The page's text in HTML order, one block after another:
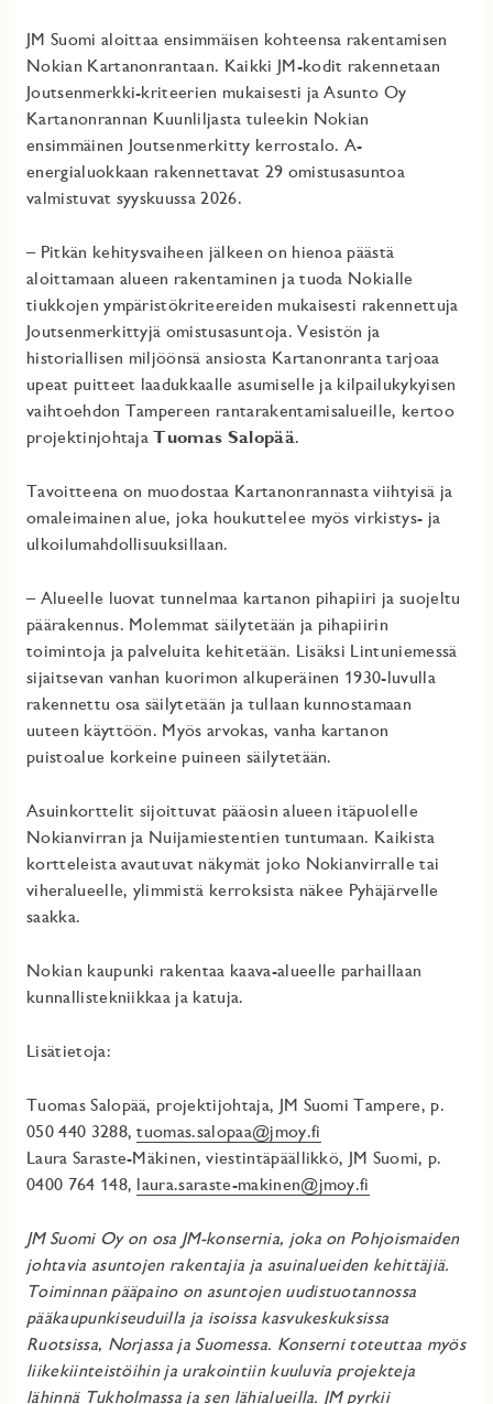
JM Suomi aloittaa ensimmäisen kohteensa rakentamisen
Nokian Kartanonrantaan. Kaikki JM-kodit rakennetaan
Joutsenmerkki-kriteerien mukaisesti ja Asunto Oy
Kartanonrannan Kuunliljasta tuleekin Nokian
ensimmäinen Joutsenmerkitty kerrostalo. A-
energialuokkaan rakennettavat 29 omistusasuntoa
valmistuvat syyskuussa 2026.
– Pitkän kehitysvaiheen jälkeen on hienoa päästä
aloittamaan alueen rakentaminen ja tuoda Nokialle
tiukkojen ympäristökriteereiden mukaisesti rakennettuja
Joutsenmerkittyjä omistusasuntoja. Vesistön ja
historiallisen miljöönsä ansiosta Kartanonranta tarjoaa
upeat puitteet laadukkaalle asumiselle ja kilpailukykyisen
vaihtoehdon Tampereen rantarakentamisalueille, kertoo
projektinjohtajaTuomas Salopää.
Tavoitteena on muodostaa Kartanonrannasta viihtyisä ja
omaleimainen alue, joka houkuttelee myös virkistys- ja
ulkoilumahdollisuuksillaan.
– Alueelle luovat tunnelmaa kartanon pihapiiri ja suojeltu
päärakennus. Molemmat säilytetään ja pihapiirin
toimintoja ja palveluita kehitetään. Lisäksi Lintuniemessä
sijaitsevan vanhan kuorimon alkuperäinen 1930-luvulla
rakennettu osa säilytetään ja tullaan kunnostamaan
uuteen käyttöön. Myös arvokas, vanha kartanon
puistoalue korkeine puineen säilytetään.
Asuinkorttelit sijoittuvat pääosin alueen itäpuolelle
Nokianvirran ja Nuijamiestentien tuntumaan. Kaikista
kortteleista avautuvat näkymät joko Nokianvirralle tai
viheralueelle, ylimmistä kerroksista näkee Pyhäjärvelle
saakka.
Nokian kaupunki rakentaa kaava-alueelle parhaillaan
kunnallistekniikkaa ja katuja.
Lisätietoja:
Tuomas Salopää, projektijohtaja, JM Suomi Tampere, p.
050 440 3288,tuomas.salopaa@jmoy.fi
Laura Saraste-Mäkinen, viestintäpäällikkö, JM Suomi, p.
0400 764 148, laura.saraste-makinen@jmoy.fi
JM Suomi Oy on osa JM-konsernia, joka on Pohjoismaiden
johtavia asuntojen rakentajia ja asuinalueiden kehittäjiä.
Toiminnan pääpaino on asuntojen uudistuotannossa
pääkaupunkiseuduilla ja isoissa kasvukeskuksissa
Ruotsissa, Norjassa ja Suomessa. Konserni toteuttaa myös
liikekiinteistöihin ja urakointiin kuuluvia projekteja
lähinnä Tukholmassa ja sen lähialueilla. JM pyrkii